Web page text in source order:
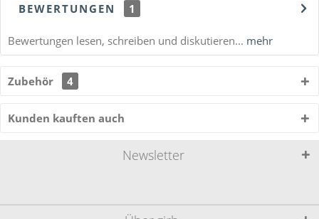
BEWERTUNGEN 1
Bewertungen lesen, schreiben und diskutieren... mehr
Zubehör 4
Kunden kauften auch
Newsletter